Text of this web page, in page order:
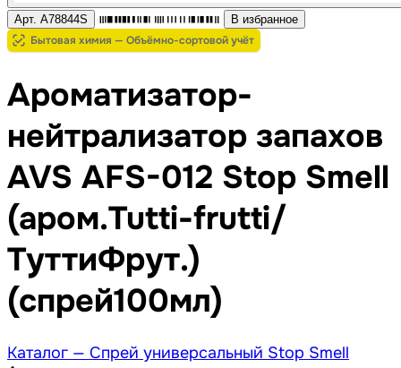
Арт. A78844S В избранное
Бытовая химия — Объёмно-сортовой учёт
Ароматизатор-
нейтрализатор запахов
AVS AFS-012 Stop Smell
(аром.Tutti-frutti/
ТуттиФрут.)
(спрей100мл)
Каталог — Спрей универсальный Stop Smell